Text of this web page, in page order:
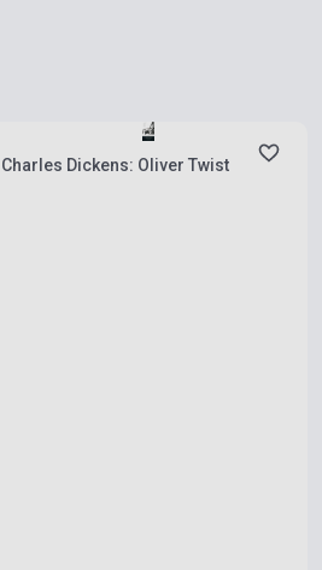
Charles Dickens: Oliver Twist